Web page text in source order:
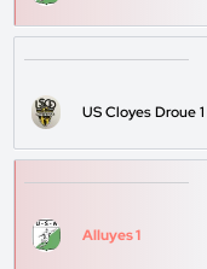
US Cloyes Droue 1
Alluyes 1